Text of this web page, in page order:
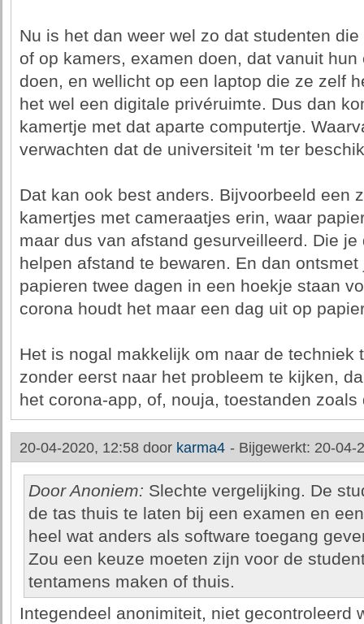
Nu is het dan weer wel zo dat studenten
of op kamers, examen doen, dat vanuit
doen, en wellicht op een laptop die ze zelf
het wel een digitale privéruimte. Dus dan
kamertje met dat aparte computertje.
verwachten dat de universiteit 'm ter
Dat kan ook best anders. Bijvoorbeeld een
kamertjes met cameraatjes erin, waar
maar dus van afstand gesurveilleerd. Die
helpen afstand te bewaren. En dan
papieren twee dagen in een hoekje staan
corona houdt het maar een dag uit op
Het is nogal makkelijk om naar de techniek
zonder eerst naar het probleem te kijken,
het corona-app, of, nouja, toestanden zoals
20-04-2020, 12:58 door karma4 - Bijgewerkt: 20-04-
Door Anoniem: Slechte vergelijking. De
de tas thuis te laten bij een examen en
heel wat anders als software toegang
Zou een keuze moeten zijn voor de
tentamens maken of thuis.
Integendeel anonimiteit, niet gecontroleerd